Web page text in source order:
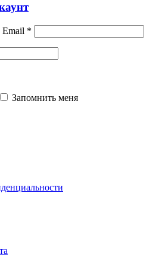
Email *
Запомнить меня